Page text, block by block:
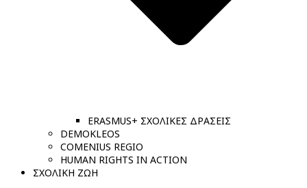
ERASMUS+ ΣΧΟΛΙΚΕΣ ΔΡΑΣΕΙΣ
DEMOKLEOS
COMENIUS REGIO
HUMAN RIGHTS IN ACTION
ΣΧΟΛΙΚΗ ΖΩΗ